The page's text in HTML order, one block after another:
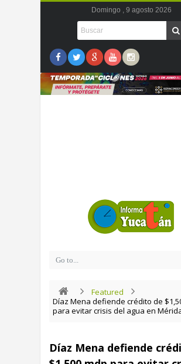
Domingo , 9 agosto 2026
Featured
Díaz Mena defiende crédito de
para evitar crisis del agua en
Díaz Mena defiende